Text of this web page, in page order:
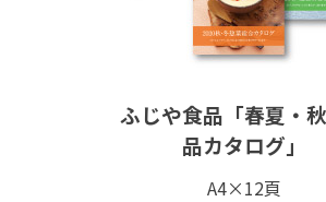
ふじや食品「春夏・
品カタログ」
A4×12頁